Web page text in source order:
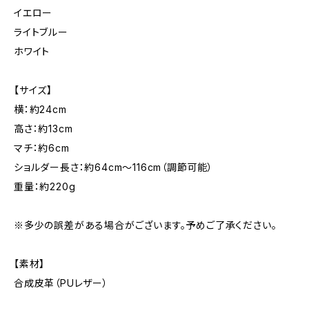
イエロー
ライトブルー
ホワイト
【サイズ】
横：約24cm
高さ：約13cm
マチ：約6cm
ショルダー長さ：約64cm〜116cm（調節可能）
重量：約220g
※多少の誤差がある場合がございます。予めご了承ください。
【素材】
合成皮革（PUレザー）